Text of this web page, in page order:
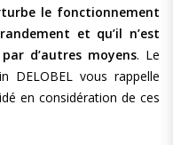
le fonctionnement
et qu’il n’est
d’autres moyens. Le
DELOBEL vous rappelle
en considération de ces